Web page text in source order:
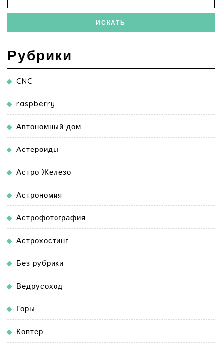
Рубрики
CNC
raspberry
Автономный дом
Астероиды
Астро Железо
Астрономия
Астрофотография
Астрохостинг
Без рубрики
Ведрусоход
Горы
Коптер